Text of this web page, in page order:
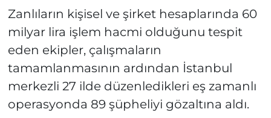
Zanlıların kişisel ve şirket hesaplarında 60
milyar lira işlem hacmi olduğunu tespit
eden ekipler, çalışmaların
tamamlanmasının ardından İstanbul
merkezli 27 ilde düzenledikleri eş zamanlı
operasyonda 89 şüpheliyi gözaltına aldı.